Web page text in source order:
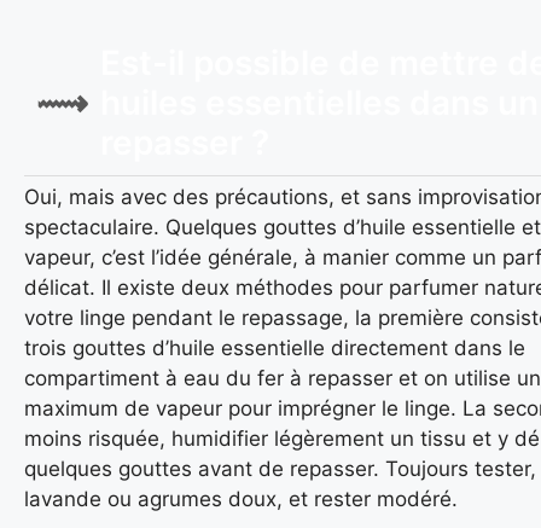
Oui, mais avec des précautions, et sans
spectaculaire. Quelques gouttes d’huile essentielle
vapeur, c’est l’idée générale, à manier comme un
délicat. Il existe deux méthodes pour parfumer
votre linge pendant le repassage, la première
trois gouttes d’huile essentielle directement dans le
compartiment à eau du fer à repasser et on utilise un
maximum de vapeur pour imprégner le linge. La
moins risquée, humidifier légèrement un tissu et y
quelques gouttes avant de repasser. Toujours
lavande ou agrumes doux, et rester modéré.